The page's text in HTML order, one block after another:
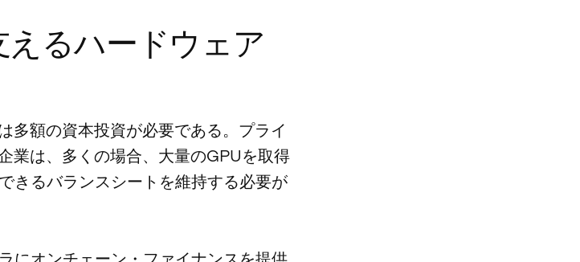
るハードウェア
多額の資本投資が必要である。プライ
業は、多くの場合、大量のGPUを取得
きるバランスシートを維持する必要が